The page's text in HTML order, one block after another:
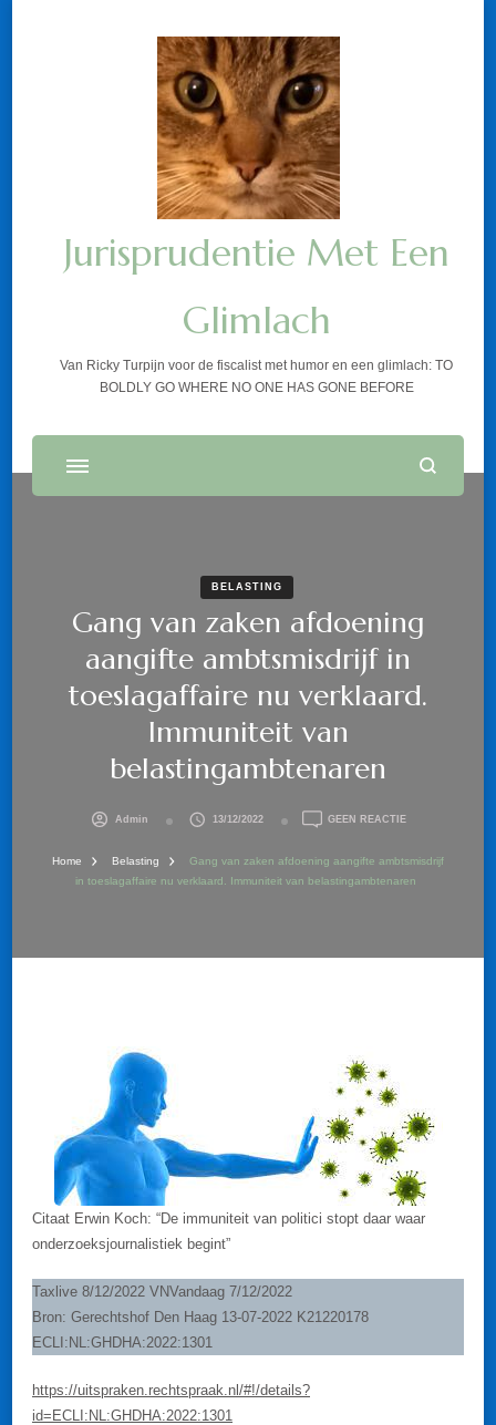
Jurisprudentie Met Een
Glimlach
Van Ricky Turpijn voor de fiscalist met humor en een glimlach: TO
BOLDLY GO WHERE NO ONE HAS GONE BEFORE
BELASTING
Gang van zaken afdoening
aangifte ambtsmisdrijf in
toeslagaffaire nu verklaard.
Immuniteit van
belastingambtenaren
Admin 13/12/2022 GEEN REACTIEOP
ZAKEN
AFDOENING
Home Belasting
Gang van zaken afdoening aangifte ambtsmisdrijf
in toeslagaffaire nu verklaard. Immuniteit van belastingambtenaren
Citaat Erwin Koch: “De immuniteit van politici stopt daar waar
onderzoeksjournalistiek begint”
Taxlive 8/12/2022 VNVandaag 7/12/2022
Bron: Gerechtshof Den Haag 13-07-2022 K21220178
ECLI:NL:GHDHA:2022:1301
https://uitspraken.rechtspraak.nl/#!/details?
id=ECLI:NL:GHDHA:2022:1301